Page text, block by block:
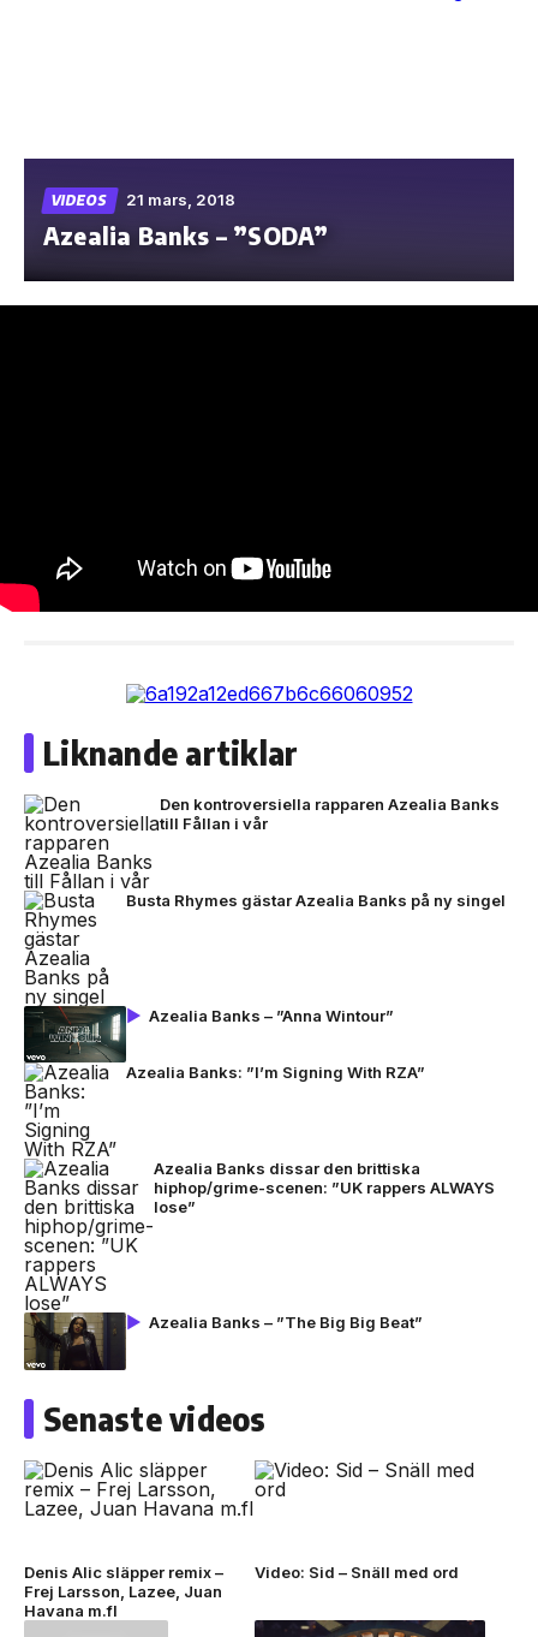
content
VIDEOS 21 mars, 2018
Azealia Banks – ”SODA”
Liknande artiklar
Den kontroversiella rapparen Azealia Banks
till Fållan i vår
Busta Rhymes gästar Azealia Banks på ny singel
Azealia Banks – ”Anna Wintour”
Azealia Banks: ”I’m Signing With RZA”
Azealia Banks dissar den brittiska
hiphop/grime-scenen: ”UK rappers ALWAYS
lose”
Azealia Banks – ”The Big Big Beat”
Senaste videos
Denis Alic släpper remix –
Frej Larsson, Lazee, Juan
Havana m.fl
Video: Sid – Snäll med ord